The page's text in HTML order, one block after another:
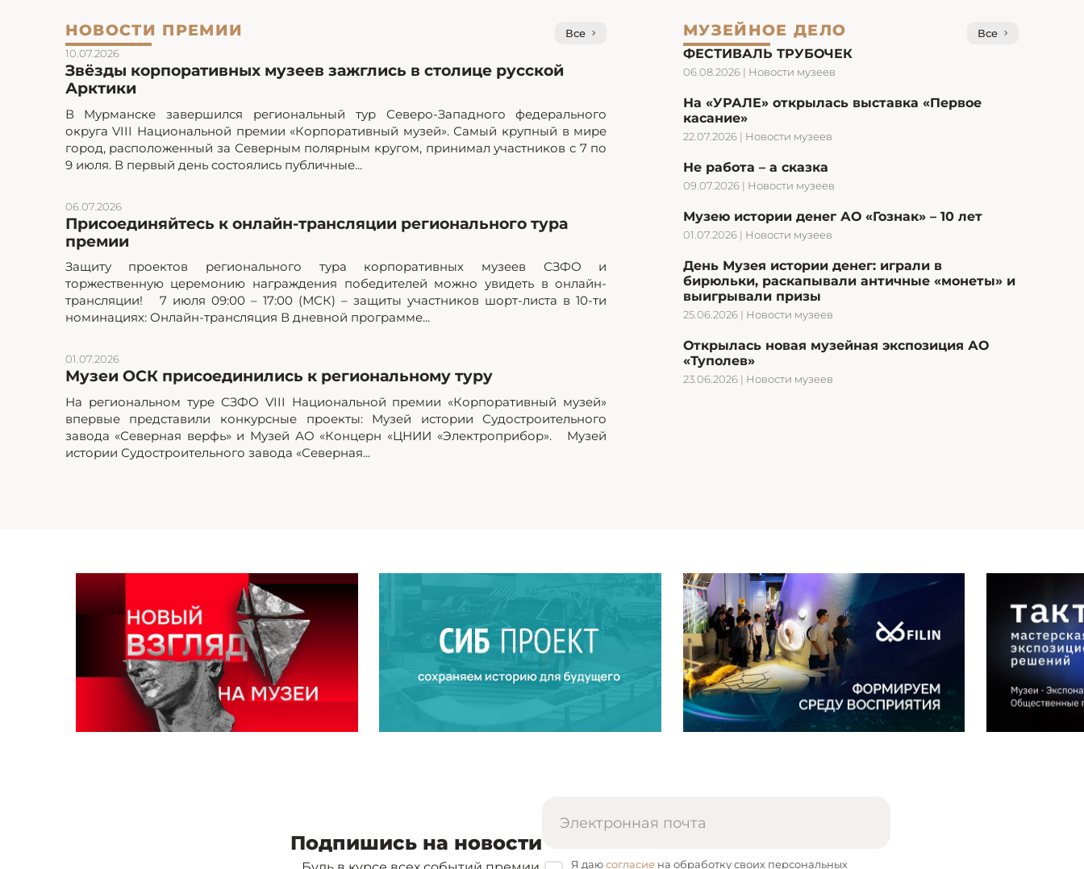
НОВОСТИ ПРЕМИИ Все
Звёзды корпоративных музеев зажглись в столице русской
Арктики
10.07.2026
В Мурманске завершился региональный тур Северо-Западного федерального
округа VIII Национальной премии «Корпоративный музей». Самый крупный в мире
город, расположенный за Северным полярным кругом, принимал участников с 7 по
9 июля. В первый день состоялись публичные...
Присоединяйтесь к онлайн-трансляции регионального тура
премии
06.07.2026
Защиту проектов регионального тура корпоративных музеев СЗФО и
торжественную церемонию награждения победителей можно увидеть в онлайн-
трансляции! 7 июля 09:00 – 17:00 (МСК) – защиты участников шорт-листа в 10-ти
номинациях: Онлайн-трансляция В дневной программе...
Музеи ОСК присоединились к региональному туру
01.07.2026
На региональном туре СЗФО VIII Национальной премии «Корпоративный музей»
впервые представили конкурсные проекты: Музей истории Судостроительного
завода «Северная верфь» и Музей АО «Концерн «ЦНИИ «Электроприбор». Музей
истории Судостроительного завода «Северная...
МУЗЕЙНОЕ ДЕЛО Все
ФЕСТИВАЛЬ ТРУБОЧЕК
06.08.2026 | Новости музеев
На «УРАЛЕ» открылась выставка «Первое
касание»
22.07.2026 | Новости музеев
Не работа – а сказка
09.07.2026 | Новости музеев
Музею истории денег АО «Гознак» – 10 лет
01.07.2026 | Новости музеев
День Музея истории денег: играли в
бирюльки, раскапывали античные «монеты» и
выигрывали призы
25.06.2026 | Новости музеев
Открылась новая музейная экспозиция АО
«Туполев»
23.06.2026 | Новости музеев
Подпишись на новости
Я даюсогласиена обработку своих персональных